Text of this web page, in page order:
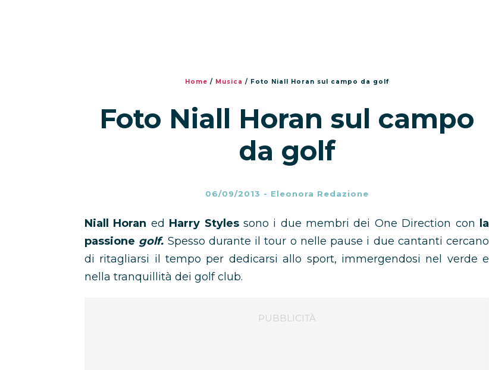
Home / Musica / Foto Niall Horan sul campo da golf
Foto Niall Horan sul campo
da golf
06/09/2013 - Eleonora Redazione
Niall Horan ed Harry Stylessono i due membri dei One Direction con la
passione golf. Spesso durante il tour o nelle pause i due cantanti cercano
di ritagliarsi il tempo per dedicarsi allo sport, immergendosi nel verde e
nella tranquillità dei golf club.